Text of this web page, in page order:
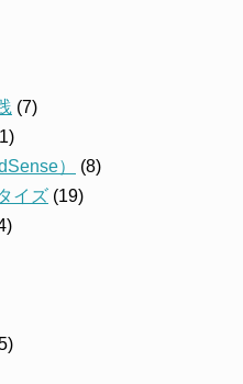
(7)
）
(8)
イズ (19)